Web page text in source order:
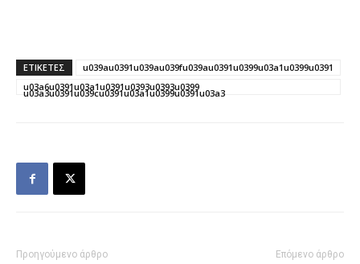
ΕΤΙΚΕΤΕΣ
u039au0391u039au039fu039au0391u0399u03a1u0399u0391
u03a6u0391u03a1u0391u0393u0393u0399
u03a3u0391u039cu0391u03a1u0399u0391u03a3
Προηγούμενο άρθρο Επόμενο άρθρο